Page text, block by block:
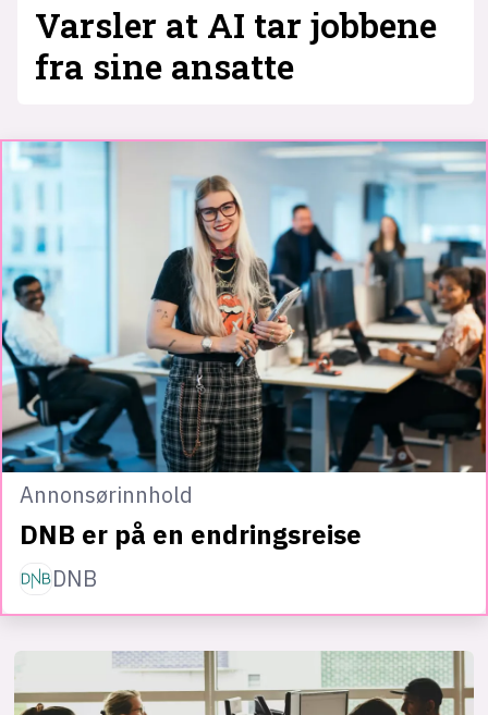
Varsler at AI tar jobbene
fra sine ansatte
Annonsørinnhold
DNB er på en endringsreise
DNB